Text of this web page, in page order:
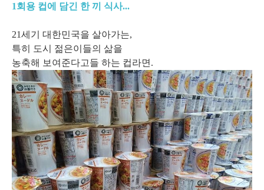
1회용 컵에 담긴 한 끼 식사...
21세기 대한민국을 살아가는,
특히 도시 젊은이들의 삶을
농축해 보여준다고들 하는 컵라면.